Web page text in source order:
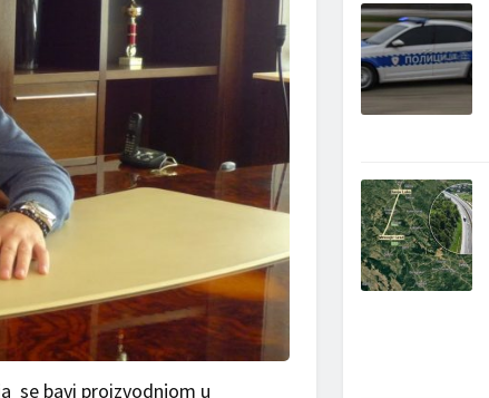
se bavi proizvodnjom u